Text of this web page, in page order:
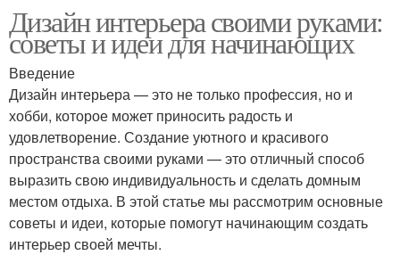
Дизайн интерьера своими руками:
советы и идеи для начинающих
Введение
Дизайн интерьера — это не только профессия, но и
хобби, которое может приносить радость и
удовлетворение. Создание уютного и красивого
пространства своими руками — это отличный способ
выразить свою индивидуальность и сделать домным
местом отдыха. В этой статье мы рассмотрим основные
советы и идеи, которые помогут начинающим создать
интерьер своей мечты.